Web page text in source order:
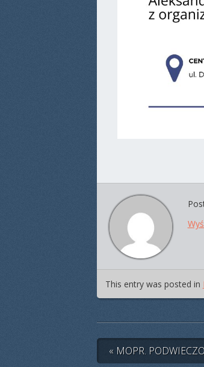
This entry was posted in
« MOPR.